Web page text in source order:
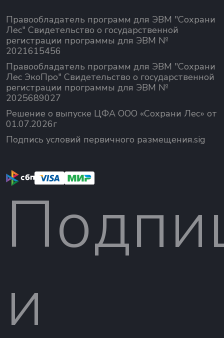
Правообладатель программ для ЭВМ "Сохрани
Лес" Свидетельство о государственной
регистрации программы для ЭВМ №
2021615456
Правообладатель программ для ЭВМ "Сохрани
Лес ЭкоПро" Свидетельство о государственной
регистрации программы для ЭВМ №
2025689027
Решение о выпуске ЦФА ООО «Сохрани Лес» от
01.07.2026г
Подпись условий первичного размещения.sig
и